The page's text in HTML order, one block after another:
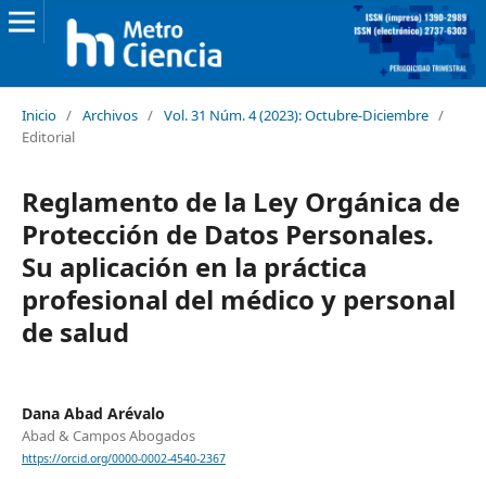
Inicio / Archivos / Vol. 31 Núm. 4 (2023): Octubre-Diciembre /
Editorial
Reglamento de la Ley Orgánica de
Protección de Datos Personales.
Su aplicación en la práctica
profesional del médico y personal
de salud
Dana Abad Arévalo
Abad & Campos Abogados
https://orcid.org/0000-0002-4540-2367